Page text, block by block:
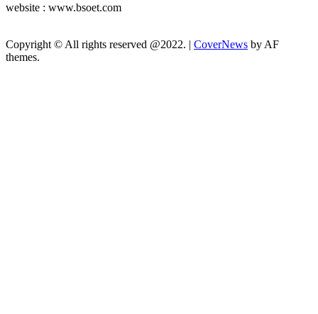
website : www.bsoet.com
Copyright © All rights reserved @2022. | CoverNews by AF
themes.